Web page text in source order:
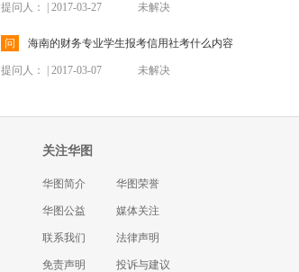
提问人： | 2017-03-27 未解决
问 海南的财务专业学生报考信用社考什么内容
提问人： | 2017-03-07 未解决
关注华图
华图简介 华图荣誉
华图公益 媒体关注
联系我们 法律声明
免责声明 投诉与建议